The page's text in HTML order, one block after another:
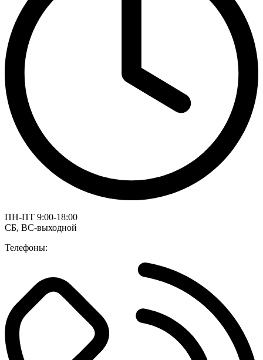
ПН-ПТ 9:00-18:00
СБ, ВС-выходной
Телефоны: